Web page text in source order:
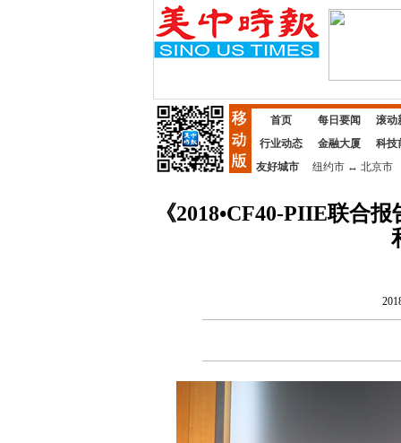
首页 每日要闻
滚动
行业动态
金融大厦
科技
友好城市
纽约市↔ 北京市
《2018•CF40-PIIE联合